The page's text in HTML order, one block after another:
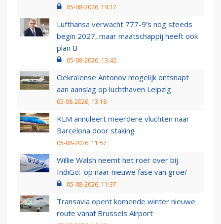
05-08-2026, 14:17
Lufthansa verwacht 777-9’s nog steeds
begin 2027, maar maatschappij heeft ook
plan B
05-08-2026, 13:42
Oekraïense Antonov mogelijk ontsnapt
aan aanslag op luchthaven Leipzig
05-08-2026, 13:18
KLM annuleert meerdere vluchten naar
Barcelona door staking
05-08-2026, 11:57
Willie Walsh neemt het roer over bij
IndiGo: 'op naar nieuwe fase van groei'
05-08-2026, 11:37
Transavia opent komende winter nieuwe
route vanaf Brussels Airport